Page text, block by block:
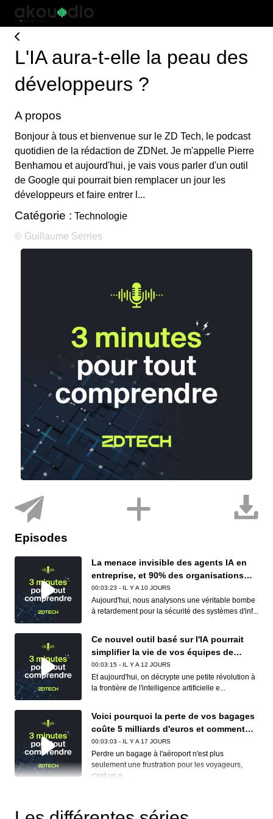
L'IA aura-t-elle la peau des
développeurs ?
A propos
Bonjour à tous et bienvenue sur le ZD Tech, le podcast
quotidien de la rédaction de ZDNet. Je m'appelle Pierre
Benhamou et aujourd'hui, je vais vous parler d'un outil
de Google qui pourrait bien remplacer un jour les
développeurs et faire entrer l...
Catégorie : Technologie
© Guillaume Serries
Episodes
La menace invisible des agents IA en
entreprise, et 90% des organisations
sont concernées
00:03:23 - IL Y A 10 JOURS
Aujourd'hui, nous analysons une véritable bombe
à retardement pour la sécurité des systèmes d'inf...
Ce nouvel outil basé sur l'IA pourrait
simplifier la vie de vos équipes de
conformité (et de vos développeurs)
00:03:15 - IL Y A 12 JOURS
Et aujourd'hui, on décrypte une petite révolution à
la frontière de l'intelligence artificielle e...
Voici pourquoi la perte de vos bagages
coûte 5 milliards d'euros et comment
Apple et Google réduisent déjà ce
cauchemar logistique
00:03:03 - IL Y A 17 JOURS
Perdre un bagage à l'aéroport n'est plus
seulement une frustration pour les voyageurs,
c'est un g...
dernier verrou qui bloquait l'intégration